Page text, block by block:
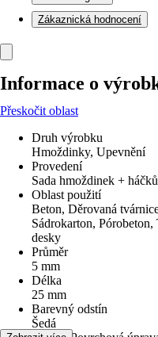
Zákaznická hodnocení
Informace o
Přeskočit oblast
Druh výrobku
Hmoždinky, Upevnění
Provedení
Sada hmoždinek +
Oblast použití
Beton, Děrovaná
Sádrokarton,
desky
Průměr
5 mm
Délka
25 mm
Barevný odstín
Šedá